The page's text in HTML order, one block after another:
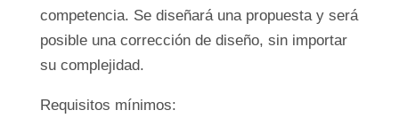
competencia. Se diseñará una propuesta y será
posible una corrección de diseño, sin importar
su complejidad.
Requisitos mínimos: